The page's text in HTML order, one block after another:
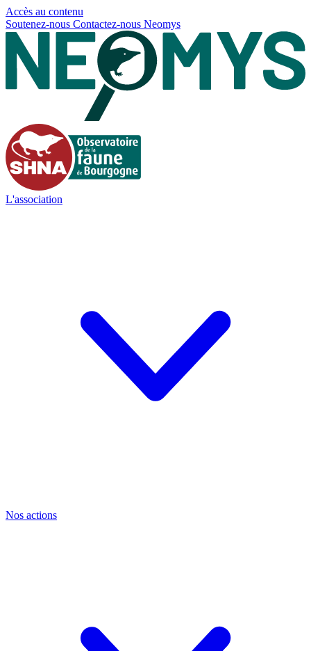
Accès au contenu
Soutenez-nous Contactez-nous Neomys
L'association
Nos actions
Panneau de gestion des cookies